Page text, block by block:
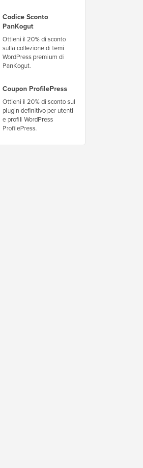
Codice Sconto
PanKogut
Ottieni il 20% di sconto
sulla collezione di temi
WordPress premium di
PanKogut.
Coupon ProfilePress
Ottieni il 20% di sconto sul
plugin definitivo per utenti
e profili WordPress
ProfilePress.